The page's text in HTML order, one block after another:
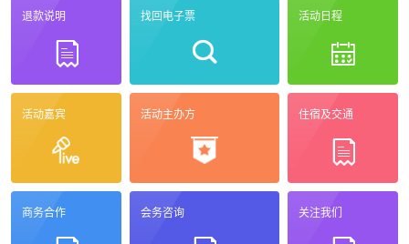
退款说明 找回电子票 活动日程
活动嘉宾 活动主办方 住宿及交通
商务合作 会务咨询 关注我们